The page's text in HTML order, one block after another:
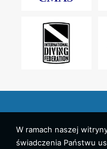
W ramach naszej
świadczenia Państwu